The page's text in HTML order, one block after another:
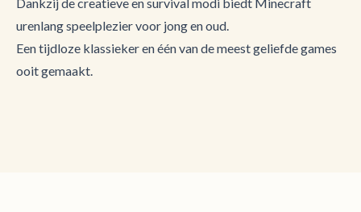
urenlang speelplezier voor jong en oud.
Een tijdloze klassieker en één van de meest geliefde games
ooit gemaakt.